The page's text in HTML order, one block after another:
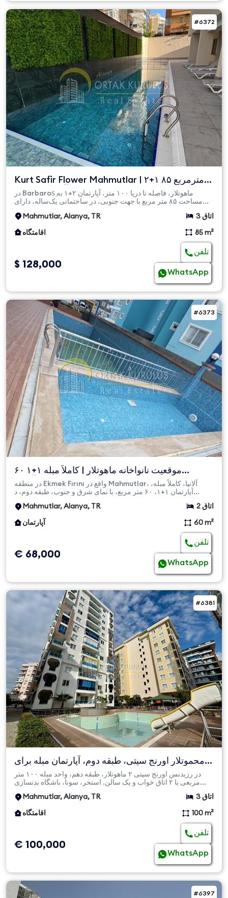
#6372
Kurt Safir Flower Mahmutlar | ۲+۱ ۸۵ مترمربع
آپارتمانی با دی...
در Barbarosِ ماهوتلار، فاصله تا دریا ۱۰۰ متر، آپارتمان ۲+۱ به
مساحت ۸۵ متر مربع با جهت جنوبی، در ساختمانی یک‌ساله، دارای...
Mahmutlar, Alanya, TR
3 اتاق
اقامتگاه
85 m²
$ 128,000
تلفن
WhatsApp
#6373
موقعیت نانواخانه ماهوتلار | کاملاً مبله ۱+۱ ۶۰
مترمربع آپارت...
در منطقه Ekmek Fırını واقع در Mahmutlar، آلانیا، کاملاً مبله،
آپارتمان ۱+۱، ۶۰ متر مربع، با نمای شرق و جنوب، طبقه دوم، د...
Mahmutlar, Alanya, TR
2 اتاق
آپارتمان
60 m²
€ 68,000
تلفن
WhatsApp
#6381
محموتلار اورنج سیتی، طبقه دوم، آپارتمان مبله برای
فروش با ۲+...
در رزیدنس اورنج سیتی ۲ ماهوتلار، طبقه دهم، واحد مبله ۱۰۰ متر
مربعی با ۲ اتاق خواب و یک سالن. استخر، سونا، باشگاه بدنسازی...
Mahmutlar, Alanya, TR
3 اتاق
اقامتگاه
100 m²
€ 100,000
تلفن
WhatsApp
#6397